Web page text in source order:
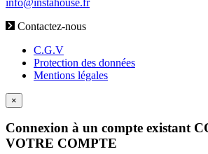
Contactez-nous
C.G.V
Protection des données
Mentions légales
×
Connexion à un compte existant
VOTRE COMPTE